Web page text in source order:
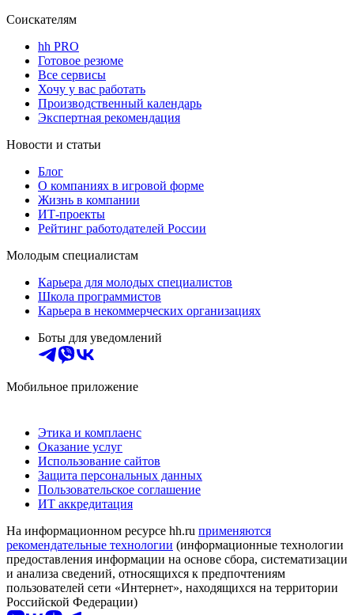
Соискателям
hh PRO
Готовое резюме
Все сервисы
Хочу у вас работать
Производственный календарь
Экспертная рекомендация
Новости и статьи
Блог
О компаниях в игровой форме
Жизнь в компании
ИТ-проекты
Рейтинг работодателей России
Молодым специалистам
Карьера для молодых специалистов
Школа программистов
Карьера в некоммерческих организациях
Боты для уведомлений
Мобильное приложение
Этика и комплаенс
Оказание услуг
Использование сайтов
Защита персональных данных
Пользовательское соглашение
ИТ аккредитация
На информационном ресурсе hh.ru применяются
рекомендательные технологии (информационные технологии
предоставления информации на основе сбора, систематизации
и анализа сведений, относящихся к предпочтениям
пользователей сети «Интернет», находящихся на территории
Российской Федерации)